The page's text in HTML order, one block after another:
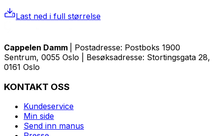
Last ned i full størrelse
Cappelen Damm
| Postadresse: Postboks 1900
Sentrum, 0055 Oslo | Besøksadresse: Stortingsgata 28,
0161 Oslo
KONTAKT OSS
Kundeservice
Min side
Send inn manus